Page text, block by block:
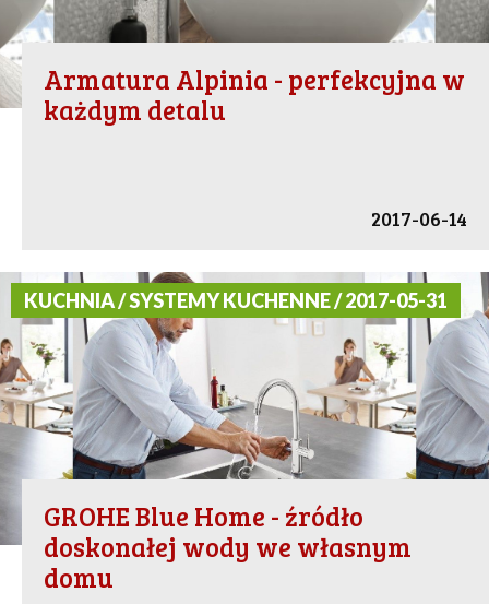
Armatura Alpinia - perfekcyjna w
każdym detalu
2017-06-14
KUCHNIA / SYSTEMY KUCHENNE / 2017-05-31
GROHE Blue Home - źródło
doskonałej wody we własnym
domu